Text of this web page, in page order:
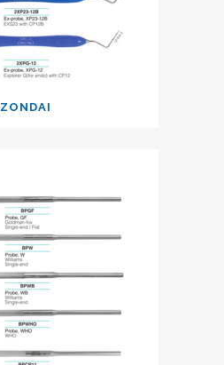
ZONDAI